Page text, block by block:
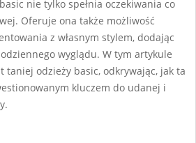
nie tylko spełnia oczekiwania co
Oferuje ona także możliwość
z własnym stylem, dodając
wyglądu. W tym artykule
taniej odzieży basic, odkrywając, jak ta
kluczem do udanej i